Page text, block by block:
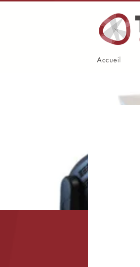
Accueil